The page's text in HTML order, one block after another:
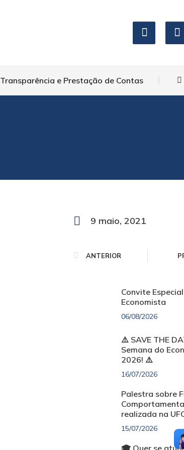
Transparência e Prestação de Contas
9 maio, 2021
ANTERIOR
Convite
Economista
06/08/2026
⚠️ SAVE THE
Semana do
2026! ⚠️
16/07/2026
Palestra sobre
realizada na
15/07/2026
🎓 Quer se